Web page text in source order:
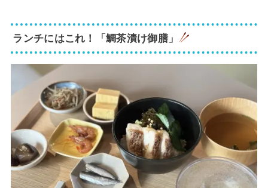
ランチにはこれ！「鯛茶漬け御膳」